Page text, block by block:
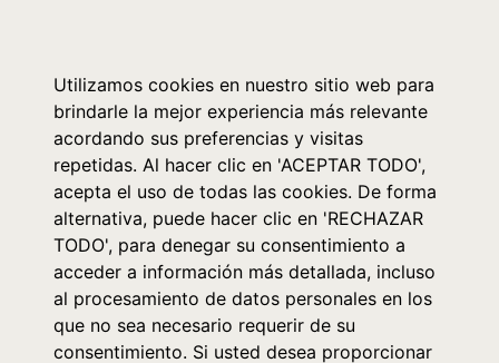
Utilizamos cookies en nuestro sitio web para
brindarle la mejor experiencia más relevante
acordando sus preferencias y visitas
repetidas. Al hacer clic en 'ACEPTAR TODO',
acepta el uso de todas las cookies. De forma
alternativa, puede hacer clic en 'RECHAZAR
TODO', para denegar su consentimiento a
acceder a información más detallada, incluso
al procesamiento de datos personales en los
que no sea necesario requerir de su
consentimiento. Si usted desea proporcionar